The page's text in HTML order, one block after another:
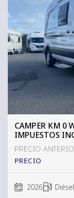
CAMPER KM 0
IMPUESTOS
PRECIO
2026 Diésel